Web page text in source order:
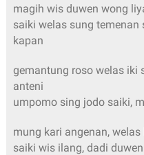
magih wis duwen wong
saiki welas sung
kapan
gemantung roso welas iki
anteni
umpomo sing jodo saiki,
mung kari angenan,
saiki wis ilang, dadi